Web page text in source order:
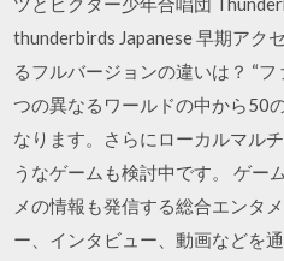
thunderbirds Japanese 早期アク
るフルバージョンの違いは？ “
つの異なるワールドの中から50
なります。さらにローカルマル
うなゲームも検討中です。 ゲー
メの情報も発信する総合エンタ
ー、インタビュー、動画などを